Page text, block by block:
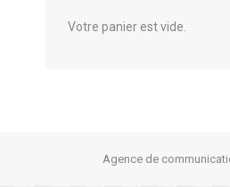
Votre panier est vide.
Agence de